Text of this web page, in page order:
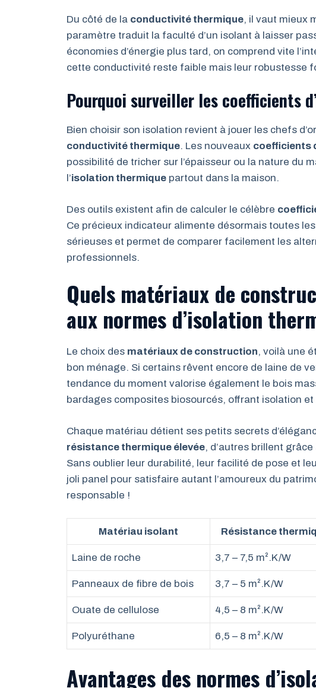
Du côté de la conductivité thermique, il vaut mieux
paramètre traduit la faculté d’un isolant à laisser
économies d’énergie plus tard, on comprend vite
cette conductivité reste faible mais leur robustesse
Pourquoi surveiller les coefficients
Bien choisir son isolation revient à jouer les chefs
conductivité thermique. Les nouveaux coefficients
possibilité de tricher sur l’épaisseur ou la nature du
l’isolation thermique partout dans la maison.
Des outils existent afin de calculer le célèbre
Ce précieux indicateur alimente désormais toutes
sérieuses et permet de comparer facilement les
professionnels.
Quels matériaux de
aux normes d’isolation
Le choix des matériaux de construction, voilà une
bon ménage. Si certains rêvent encore de laine de
tendance du moment valorise également le bois
bardages composites biosourcés, offrant isolation et
Chaque matériau détient ses petits secrets
résistance thermique élevée, d’autres brillent grâce
Sans oublier leur durabilité, leur facilité de pose et
joli panel pour satisfaire autant l’amoureux du
responsable !
Matériau isolant Résistance
Laine de roche 3,7 – 7,5 m².K/W
Panneaux de fibre de bois 3,7 – 5 m².K/W
Ouate de cellulose 4,5 – 8 m².K/W
Polyuréthane 6,5 – 8 m².K/W
Avantages des normes